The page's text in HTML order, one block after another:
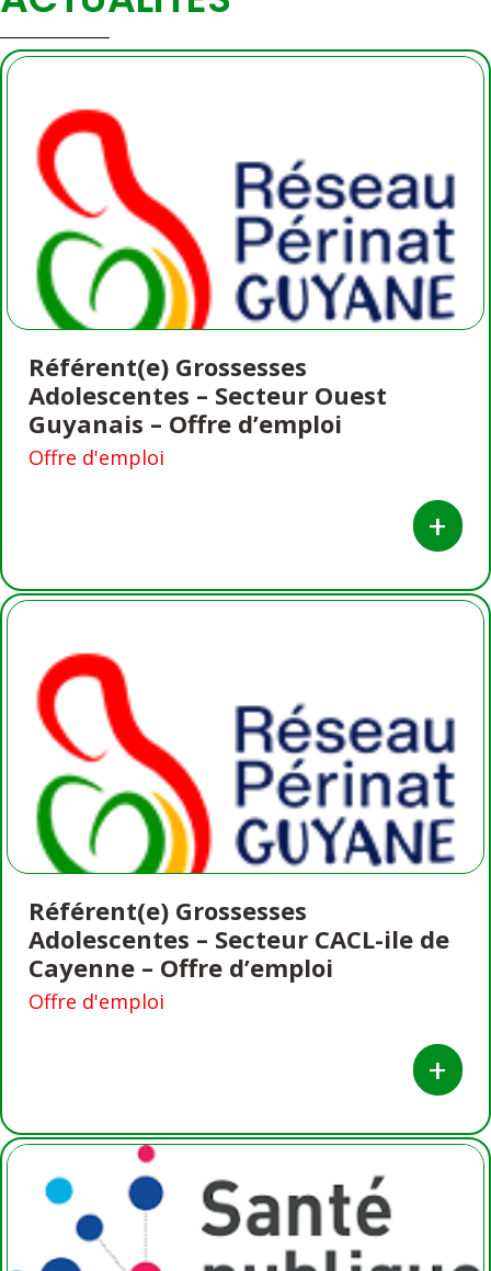
Référent(e) Grossesses
Adolescentes – Secteur Ouest
Guyanais – Offre d’emploi
Offre d'emploi
+
Référent(e) Grossesses
Adolescentes – Secteur CACL-ile de
Cayenne – Offre d’emploi
Offre d'emploi
+